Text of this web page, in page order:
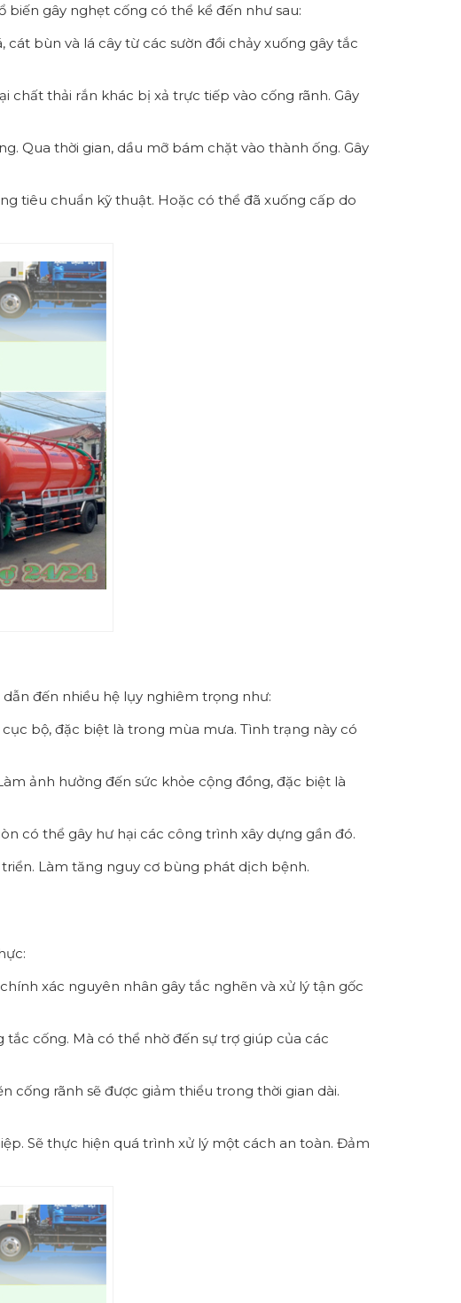
biến gây nghẹt cống có thể kể đến như sau:
bùn và lá cây từ các sườn đồi chảy xuống gây tắc
chất thải rắn khác bị xả trực tiếp vào cống rãnh. Gây
Qua thời gian, dầu mỡ bám chặt vào thành ống. Gây
tiêu chuẩn kỹ thuật. Hoặc có thể đã xuống cấp do
đến nhiều hệ lụy nghiêm trọng như:
bộ, đặc biệt là trong mùa mưa. Tình trạng này có
ảnh hưởng đến sức khỏe cộng đồng, đặc biệt là
có thể gây hư hại các công trình xây dựng gần đó.
Làm tăng nguy cơ bùng phát dịch bệnh.
xác nguyên nhân gây tắc nghẽn và xử lý tận gốc
cống. Mà có thể nhờ đến sự trợ giúp của các
cống rãnh sẽ được giảm thiểu trong thời gian dài.
Sẽ thực hiện quá trình xử lý một cách an toàn. Đảm